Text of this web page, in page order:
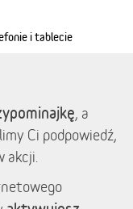
i tablecie
, a
Ci podpowiedź,
akcji.